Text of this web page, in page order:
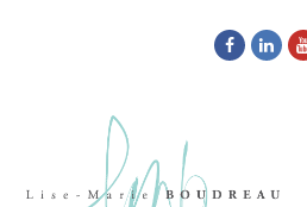
Facebook